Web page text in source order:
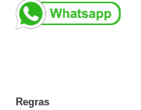
Regras